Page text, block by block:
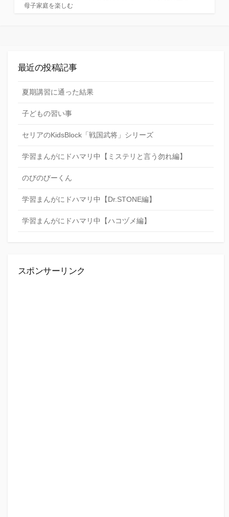
テ
母子家庭を楽しむ
最近の投稿記事
夏期講習に通った結果
子どもの習い事
セリアのKidsBlock「戦国武将」シリーズ
学習まんがにドハマリ中【ミステリと言う勿れ編】
のびのびーくん
学習まんがにドハマリ中【Dr.STONE編】
学習まんがにドハマリ中【ハコヅメ編】
スポンサーリンク